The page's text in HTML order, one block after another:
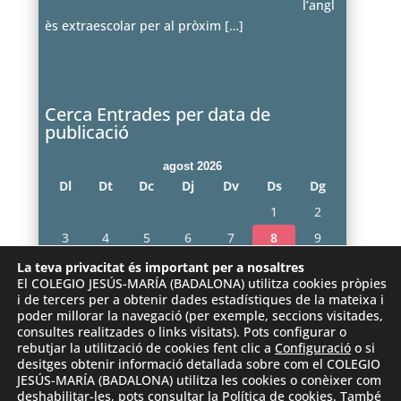
l’angl
ès extraescolar per al pròxim […]
Cerca Entrades per data de
publicació
agost 2026
Dl Dt Dc Dj Dv Ds
Dg
1
2
3
4 5 6 7 8
9
10
11 12 13 14 15
17
18 19 20 21 22
23
24
25 26 27 28 29
30
31
« juny
La teva privacitat és important per a nosaltres
El COLEGIO JESÚS-MARÍA (BADALONA) utilitza cookies pròpies
i de tercers per a obtenir dades estadístiques de la mateixa i
poder millorar la navegació (per exemple, seccions visitades,
consultes realitzades o links visitats). Pots configurar o
rebutjar la utilització de cookies fent clic a Configuració o si
desitges obtenir informació detallada sobre com el COLEGIO
JESÚS-MARÍA (BADALONA) utilitza les cookies o conèixer com
deshabilitar-les, pots consultar la Política de cookies. També